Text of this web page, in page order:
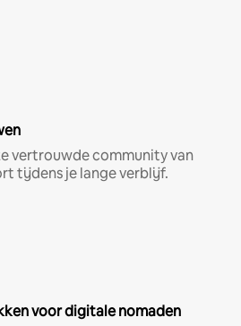
vertrouwde community van
tijdens je lange verblijf.
voor digitale nomaden